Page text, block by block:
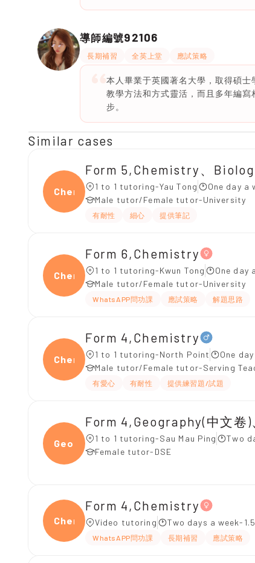
導師編號92106
長期補習 全英上堂 應試策略
本人畢業于英國著名大學，取得碩士
教學方法和方式靈活，而且多年編
步。
Similar cases
Chemi
Form 5,Chemistry、
1 to 1 tutoring-Yau Tong
One day a
Male tutor/Female tutor-University
有耐性 細心 提供筆記
Chemi
Form 6,Chemistry
1 to 1 tutoring-Kwun Tong
One day
Male tutor/Female tutor-University
WhatsAPP問功課 應試策略 解題思路
Chemi
Form 4,Chemistry
1 to 1 tutoring-North Point
One
Male tutor/Female tutor-Serving
有愛心 有耐性 提供練習題/試題
Geogr
Form 4,Geography(中文卷
1 to 1 tutoring-Sau Mau Ping
Two
Female tutor-DSE
Chemi
Form 4,Chemistry
Video tutoring Two days a week-
WhatsAPP問功課 長期補習 應試策略